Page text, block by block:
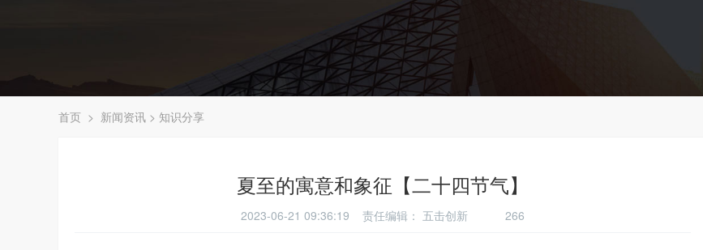
首页 > 新闻资讯 > 知识分享
夏至的寓意和象征【二十四节气】
2023-06-21 09:36:19 责任编辑： 五击创新 266